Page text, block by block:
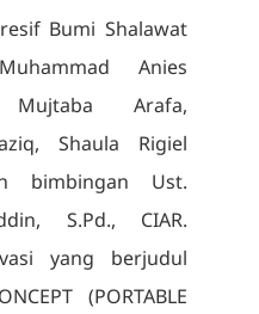
Bumi Shalawat
Anies
Mujtaba Arafa,
Shaula Rigiel
bimbingan Ust.
S.Pd., CIAR.
yang berjudul
(PORTABLE